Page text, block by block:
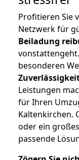
Profitieren Sie
Netzwerk für
Beiladung
besonderen
Leistungen
für Ihren
Kaltenkirchen.
oder ein
passende